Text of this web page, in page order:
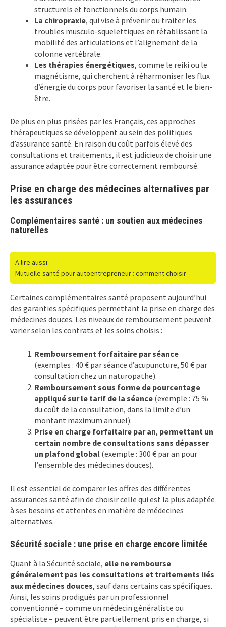
structurels et fonctionnels du corps humain.
La chiropraxie, qui vise à prévenir ou traiter les
troubles musculo-squelettiques en rétablissant la
mobilité des articulations et l’alignement de la
colonne vertébrale.
Les thérapies énergétiques, comme le reiki ou le
magnétisme, qui cherchent à réharmoniser les flux
d’énergie du corps pour favoriser la santé et le bien-
être.
De plus en plus prisées par les Français, ces approches
thérapeutiques se développent au sein des politiques
d’assurance santé. En raison du coût parfois élevé des
consultations et traitements, il est judicieux de choisir une
assurance adaptée pour être correctement remboursé.
Prise en charge des médecines alternatives par
les assurances
Complémentaires santé : un soutien aux médecines
naturelles
A lire aussi:
Mutuelle santé pour autoentrepreneur : comment choisir
Certaines complémentaires santé proposent aujourd’hui
des garanties spécifiques permettant la prise en charge des
médecines douces. Les niveaux de remboursement peuvent
varier selon les contrats et les soins choisis :
Remboursement forfaitaire par séance
(exemples : 40 € par séance d’acupuncture, 50 € par
consultation chez un naturopathe).
Remboursement sous forme de pourcentage
appliqué sur le tarif de la séance (exemple : 75 %
du coût de la consultation, dans la limite d’un
montant maximum annuel).
Prise en charge forfaitaire par an, permettant un
certain nombre de consultations sans dépasser
un plafond global (exemple : 300 € par an pour
l’ensemble des médecines douces).
Il est essentiel de comparer les offres des différentes
assurances santé afin de choisir celle qui est la plus adaptée
à ses besoins et attentes en matière de médecines
alternatives.
Sécurité sociale : une prise en charge encore limitée
Quant à la Sécurité sociale, elle ne rembourse
généralement pas les consultations et traitements liés
aux médecines douces, sauf dans certains cas spécifiques.
Ainsi, les soins prodigués par un professionnel
conventionné – comme un médecin généraliste ou
spécialiste – peuvent être partiellement pris en charge, si